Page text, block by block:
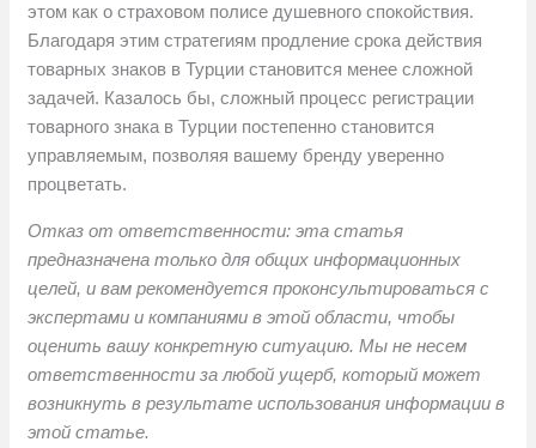
этом как о страховом полисе душевного спокойствия.
Благодаря этим стратегиям продление срока действия
товарных знаков в Турции становится менее сложной
задачей. Казалось бы, сложный процесс регистрации
товарного знака в Турции постепенно становится
управляемым, позволяя вашему бренду уверенно
процветать.
Отказ от ответственности: эта статья
предназначена только для общих информационных
целей, и вам рекомендуется проконсультироваться с
экспертами и компаниями в этой области, чтобы
оценить вашу конкретную ситуацию. Мы не несем
ответственности за любой ущерб, который может
возникнуть в результате использования информации в
этой статье.